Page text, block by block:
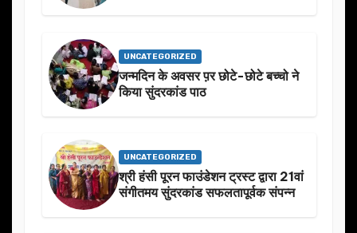
UNCATEGORIZED
जन्मदिन के अवसर प़र छोटे-छोटे बच्चो ने
किया सुंदरकांड पाठ
UNCATEGORIZED
श्री हंसी पूरन फाउंडेशन ट्रस्ट द्वारा 21वां
संगीतमय सुंदरकांड सफलतापूर्वक संपन्न